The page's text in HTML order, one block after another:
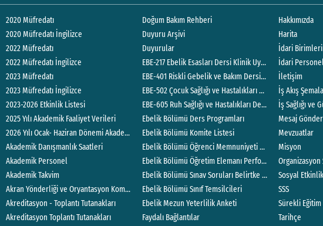
2020 Müfredatı
2020 Müfredatı İngilizce
2022 Müfredatı
2022 Müfredatı İngilizce
2023 Müfredatı
2023 Müfredatı İngilizce
2023-2026 Etkinlik Listesi
2025 Yılı Akademik Faaliyet Verileri
2026 Yılı Ocak- Haziran Dönemi Akademik Faaliyet Verileri
Akademik Danışmanlık Saatleri
Akademik Personel
Akademik Takvim
Akran Yönderliği ve Oryantasyon Komitesi
Akreditasyon - Toplantı Tutanakları
Akreditasyon Toplantı Tutanakları
Doğum Bakım Rehberi
Duyuru Arşivi
Duyurular
EBE-217 Ebelik Esasları Dersi Klinik Uygulama
EBE-401 Riskli Gebelik ve Bakım Dersi Klinik Uygulama
EBE-502 Çocuk Sağlığı ve Hastalıkları Dersi Klinik
EBE-605 Ruh Sağlığı ve Hastalıkları Dersi Klinik
Ebelik Bölümü Ders Programları
Ebelik Bölümü Komite Listesi
Ebelik Bölümü Öğretim Elemanı Performans
Ebelik Bölümü Sınav Soruları Belirtke Tablosu Formu
Ebelik Bölümü Sınıf Temsilcileri
Ebelik Mezun Yeterlilik Anketi
Faydalı Bağlantılar
Hakkımızda
Harita
İdari
İdari
İletişim
İş Akış
İş Sağlığı ve
Mesaj Gönder
Mevzuatlar
Misyon
Organizasyon
Sosyal
SSS
Tarihçe